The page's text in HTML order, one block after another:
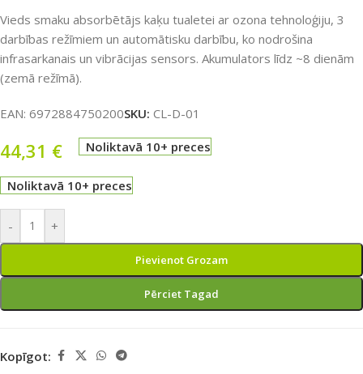
Vieds smaku absorbētājs kaķu tualetei ar ozona tehnoloģiju, 3
darbības režīmiem un automātisku darbību, ko nodrošina
infrasarkanais un vibrācijas sensors. Akumulators līdz ~8 dienām
(zemā režīmā).
EAN: 6972884750200SKU: CL-D-01
44,31 € Noliktavā 10+ preces
Noliktavā 10+ preces
- +
Pievienot Grozam
Pērciet Tagad
Kopīgot: